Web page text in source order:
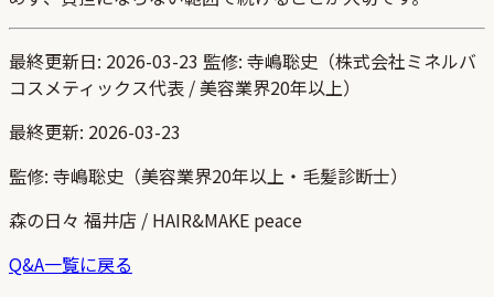
最終更新日: 2026-03-23 監修: 寺嶋聡史（株式会社ミネルバ
コスメティックス代表 / 美容業界20年以上）
最終更新: 2026-03-23
監修: 寺嶋聡史（美容業界20年以上・毛髪診断士）
森の日々 福井店 / HAIR&MAKE peace
Q&A一覧に戻る